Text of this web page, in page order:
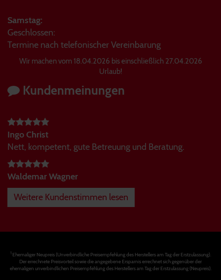
Samstag:
Geschlossen:
Termine nach telefonischer Vereinbarung
Wir machen vom 18.04.2026 bis einschließlich 27.04.2026
Urlaub!
Kundenmeinungen
Ingo Christ
Nett, kompetent, gute Betreuung und Beratung.
Waldemar Wagner
Weitere Kundenstimmen lesen
1Ehemaliger Neupreis (Unverbindliche Preisempfehlung des Herstellers am Tag der Erstzulassung).
Der errechnete Preisvorteil sowie die angegebene Ersparnis errechnet sich gegenüber der
ehemaligen unverbindlichen Preisempfehlung des Herstellers am Tag der Erstzulassung (Neupreis).